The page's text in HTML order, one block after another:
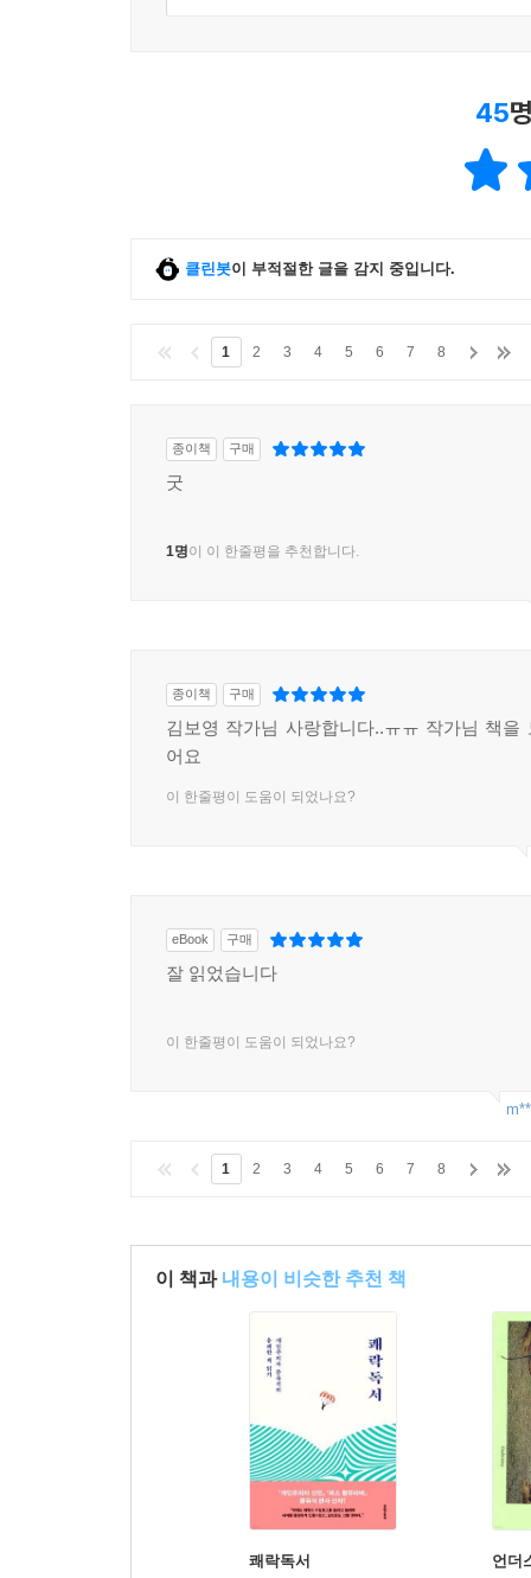
45
클린봇이 부적절한 글을 감지 중입니다.
1 2 3 4 5 6 7 8
종이책 구매
굿
1명이 이 한줄평을 추천합니다.
종이책 구매
김보영 작가님 사랑합니다..ㅠㅠ 작가님 책을
어요
이 한줄평이 도움이 되었나요?
eBook 구매
잘 읽었습니다
이 한줄평이 도움이 되었나요?
1 2 3 4 5 6 7 8
이 책과 내용이 비슷한 추천 책
쾌락독서 언더